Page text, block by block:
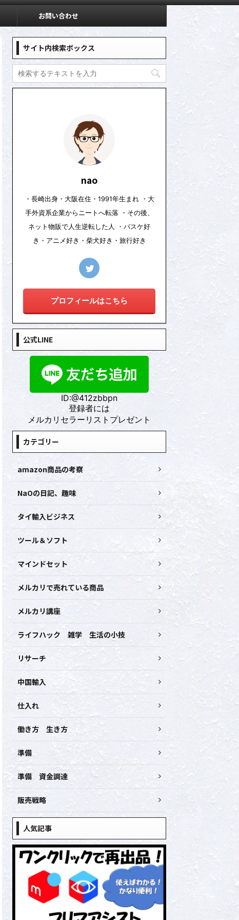
お問い合わせ
サイト内検索ボックス
nao
・長崎出身・大阪在住・1991年生まれ ・大
手外資系企業からニートへ転落 ・その後、
ネット物販で人生逆転した人 ・バスケ好
き・アニメ好き・柴犬好き・旅行好き
プロフィールはこちら
公式LINE
ID:@412zbbpn
登録者には
メルカリセラーリストプレゼント
カテゴリー
amazon商品の考察
NaOの日記、趣味
タイ輸入ビジネス
ツール＆ソフト
マインドセット
メルカリで売れている商品
メルカリ講座
ライフハック 雑学 生活の小技
リサーチ
中国輸入
仕入れ
働き方 生き方
準備
準備 資金調達
販売戦略
人気記事